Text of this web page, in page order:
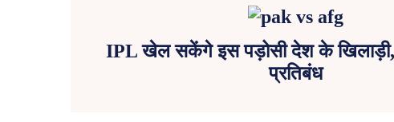
IPL खेल सकेंगे इस पड़ोसी देश के खिलाड़ी,
प्रतिबंध